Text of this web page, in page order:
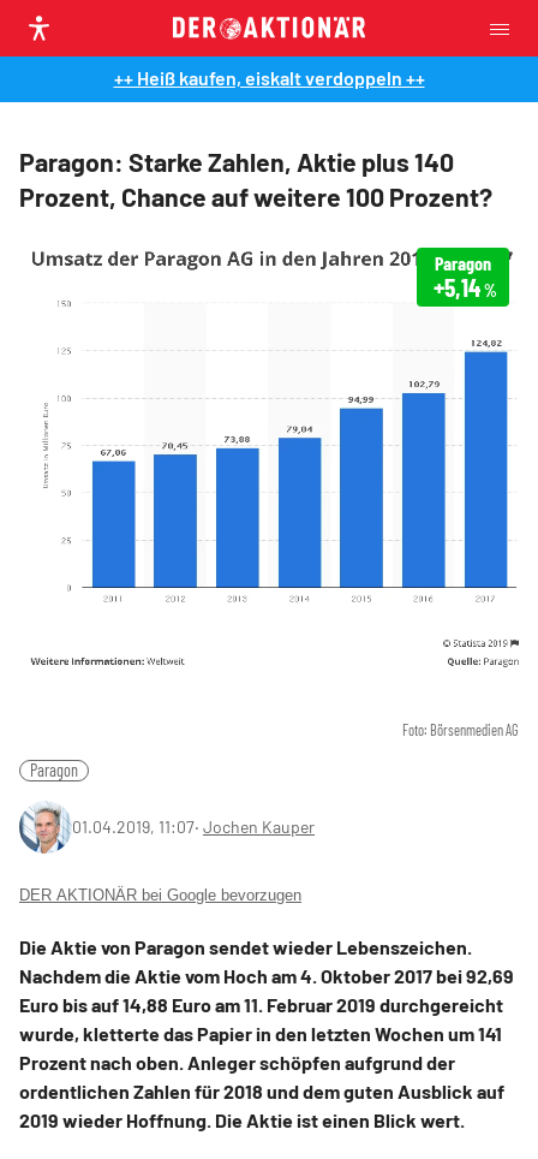
++ Heiß kaufen, eiskalt verdoppeln ++
Paragon: Starke Zahlen, Aktie plus 140
Prozent, Chance auf weitere 100 Prozent?
Foto: Börsenmedien AG
Paragon
+5,14%
Paragon
01.04.2019, 11:07‧ Jochen Kauper
DER AKTIONÄR bei Google bevorzugen
Die Aktie von Paragon sendet wieder Lebenszeichen.
Nachdem die Aktie vom Hoch am 4. Oktober 2017 bei 92,69
Euro bis auf 14,88 Euro am 11. Februar 2019 durchgereicht
wurde, kletterte das Papier in den letzten Wochen um 141
Prozent nach oben. Anleger schöpfen aufgrund der
ordentlichen Zahlen für 2018 und dem guten Ausblick auf
2019 wieder Hoffnung. Die Aktie ist einen Blick wert.